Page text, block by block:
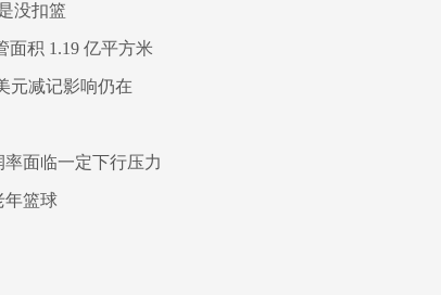
没扣篮
面积 1.19 亿平方米
元减记影响仍在
面临一定下行压力
年篮球